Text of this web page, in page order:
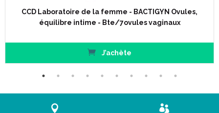
CCD Laboratoire de la femme - BACTIGYN Ovules,
équilibre intime - Bte/7ovules vaginaux
J’achète